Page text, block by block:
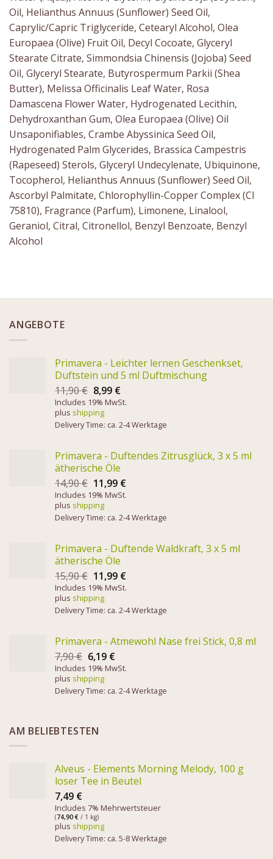
Oil, Helianthus Annuus (Sunflower) Seed Oil,
Caprylic/Capric Triglyceride, Cetearyl Alcohol, Olea
Europaea (Olive) Fruit Oil, Decyl Cocoate, Glyceryl
Stearate Citrate, Simmondsia Chinensis (Jojoba) Seed
Oil, Glyceryl Stearate, Butyrospermum Parkii (Shea
Butter), Melissa Officinalis Leaf Water, Rosa
Damascena Flower Water, Hydrogenated Lecithin,
Dehydroxanthan Gum, Olea Europaea (Olive) Oil
Unsaponifiables, Crambe Abyssinica Seed Oil,
Hydrogenated Palm Glycerides, Brassica Campestris
(Rapeseed) Sterols, Glyceryl Undecylenate, Ubiquinone,
Tocopherol, Helianthus Annuus (Sunflower) Seed Oil,
Ascorbyl Palmitate, Chlorophyllin-Copper Complex (CI
75810), Fragrance (Parfum), Limonene, Linalool,
Geraniol, Citral, Citronellol, Benzyl Benzoate, Benzyl
Alcohol
ANGEBOTE
Primavera - Leichter lernen Geschenkset,
Duftstein und 5 ml Duftmischung
11,90€ 8,99 €
Includes 19% MwSt.
plus shipping
Delivery Time: ca. 2-4 Werktage
Primavera - Duftendes Zitrusglück, 3 x 5 ml
ätherische Öle
14,90€ 11,99 €
Includes 19% MwSt.
plus shipping
Delivery Time: ca. 2-4 Werktage
Primavera - Duftende Waldkraft, 3 x 5 ml
ätherische Öle
15,90€ 11,99 €
Includes 19% MwSt.
plus shipping
Delivery Time: ca. 2-4 Werktage
Primavera - Atmewohl Nase frei Stick, 0,8 ml
7,90€ 6,19 €
Includes 19% MwSt.
plus shipping
Delivery Time: ca. 2-4 Werktage
AM BELIEBTESTEN
Alveus - Elements Morning Melody, 100 g
loser Tee in Beutel
7,49 €
Includes 7% Mehrwertsteuer
(74,90 € / 1 kg)
plus shipping
Delivery Time: ca. 5-8 Werktage